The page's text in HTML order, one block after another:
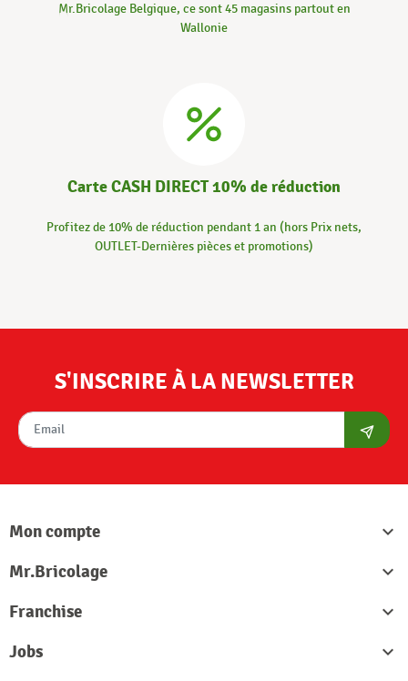
Mr.Bricolage Belgique, ce sont 45 magasins partout en
Wallonie
Carte CASH DIRECT 10% de réduction
Profitez de 10% de réduction pendant 1 an (hors Prix nets,
OUTLET-Dernières pièces et promotions)
S'INSCRIRE À LA NEWSLETTER
Mon compte

Mr.Bricolage

Franchise

Jobs
